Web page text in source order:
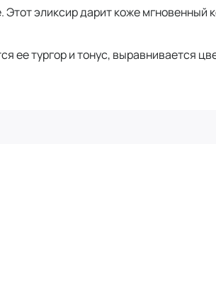
эликсир дарит коже мгновенный
ее тургор и тонус, выравнивается